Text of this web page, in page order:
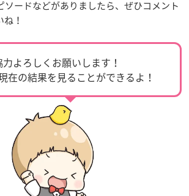
ソードなどがありましたら、ぜひコメント
！
力よろしくお願いします！
在の結果を見ることができるよ！